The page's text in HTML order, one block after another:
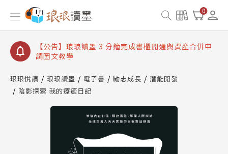
0
【公告】琅琅讀墨數位閱讀資產合併與書櫃開通申請
【公告】琅琅讀墨書櫃開通常見問題
【公告】琅琅讀墨 3 分鐘完成書櫃開通與資產合併申
請圖文教學
查詢
【公告】琅琅讀墨數位閱讀資產合併與書櫃開通申請
琅琅悅讀 琅琅讀墨 電子書 勵志成長
潛能開發
陰影探索 我的療癒日記